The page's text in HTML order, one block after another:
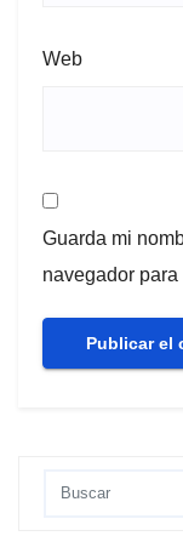
Web
Guarda mi
navegador